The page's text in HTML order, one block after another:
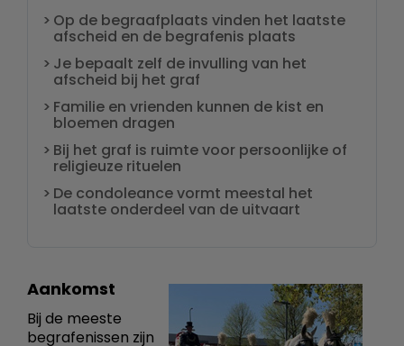
Op de begraafplaats vinden het laatste
afscheid en de begrafenis plaats
Je bepaalt zelf de invulling van het
afscheid bij het graf
Familie en vrienden kunnen de kist en
bloemen dragen
Bij het graf is ruimte voor persoonlijke of
religieuze rituelen
De condoleance vormt meestal het
laatste onderdeel van de uitvaart
Aankomst
Bij de meeste
begrafenissen zijn